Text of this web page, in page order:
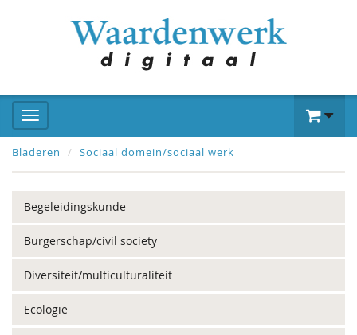
Bladeren Sociaal domein/sociaal werk
Begeleidingskunde
Burgerschap/civil society
Diversiteit/multiculturaliteit
Ecologie